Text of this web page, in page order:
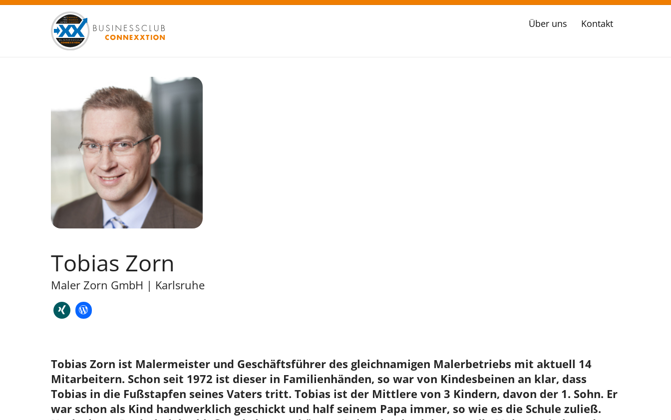
Über uns Kontakt
Tobias Zorn
Maler Zorn GmbH | Karlsruhe
Tobias Zorn ist Malermeister und Geschäftsführer des gleichnamigen Malerbetriebs mit aktuell 14
Mitarbeitern. Schon seit 1972 ist dieser in Familienhänden, so war von Kindesbeinen an klar, dass
Tobias in die Fußstapfen seines Vaters tritt. Tobias ist der Mittlere von 3 Kindern, davon der 1. Sohn. Er
war schon als Kind handwerklich geschickt und half seinem Papa immer, so wie es die Schule zuließ.